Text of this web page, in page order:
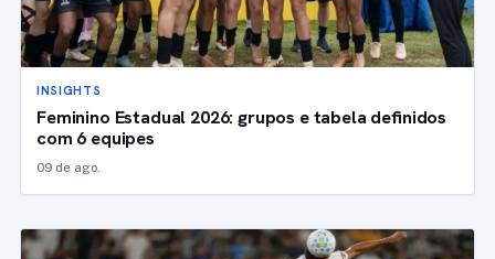
INSIGHTS
Feminino Estadual 2026: grupos e tabela definidos
com 6 equipes
09 de ago.